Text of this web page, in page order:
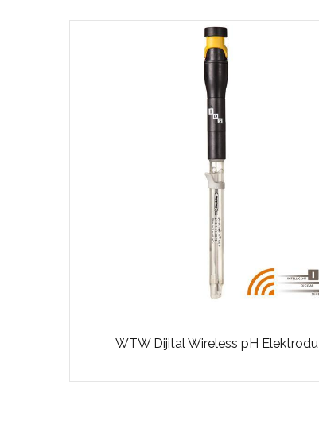
WTW Dijital Wireless pH Elektrodu